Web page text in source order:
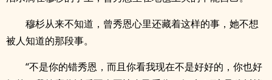
穆杉从来不知道，曾秀恩心里还藏着这样的事，她不想
被人知道的那段事。
“不是你的错秀恩，而且你看我现在不是好好的，你也好